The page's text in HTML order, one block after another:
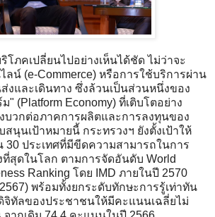
ภคเปลี่ยนไปอย่างเห็นได้ชัด ไม่ว่าจะ
ลน์ (e-Commerce) หรือการใช้บริการผ่าน
งและเดินทาง ซึ่งล้วนเป็นส่วนหนึ่งของ
" (Platform Economy) ที่เติบโตอย่าง
งบวกต่อภาคการผลิตและการลงทุนของ
สนุนเป้าหมายนี้ กระทรวงฯ ยังตั้งเป้าให้
30 ประเทศที่มีขีดความสามารถในการ
สุดในโลก ตามการจัดอันดับ World
Ranking โดย IMD ภายในปี 2570
พร้อมทั้งยกระดับทักษะการรู้เท่าทัน
จิทัลของประชาชนให้มีคะแนนเฉลี่ยไม่